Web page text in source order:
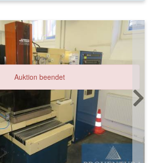
Auktion beendet